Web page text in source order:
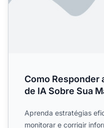
Como Responder
de IA Sobre Sua
Aprenda estratégias
monitorar e corrigir